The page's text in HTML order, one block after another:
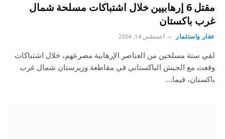
مقتل 6 إرهابيين خلال اشتباكات مسلحة شمال
غرب باكستان
عقار واستثمار أغسطس 14, 2024
لقي ستة مسلحين من العناصر الإرهابية مصرعهم، خلال اشتباكات
وقعت مع الجيش الباكستاني في مقاطعة وزيرستان شمال غرب
باكستان، فيما…